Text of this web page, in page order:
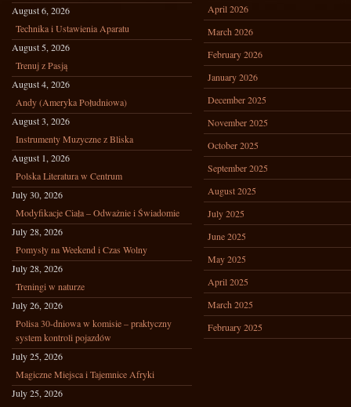
August 6, 2026
Technika i Ustawienia Aparatu
August 5, 2026
Trenuj z Pasją
August 4, 2026
Andy (Ameryka Południowa)
August 3, 2026
Instrumenty Muzyczne z Bliska
August 1, 2026
Polska Literatura w Centrum
July 30, 2026
Modyfikacje Ciała – Odważnie i Świadomie
July 28, 2026
Pomysły na Weekend i Czas Wolny
July 28, 2026
Treningi w naturze
July 26, 2026
Polisa 30-dniowa w komisie – praktyczny
system kontroli pojazdów
July 25, 2026
Magiczne Miejsca i Tajemnice Afryki
July 25, 2026
April 2026
March 2026
February 2026
January 2026
December 2025
November 2025
October 2025
September 2025
August 2025
July 2025
June 2025
May 2025
April 2025
March 2025
February 2025